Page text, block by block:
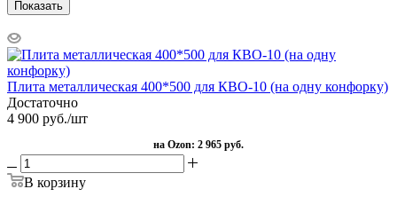
Показать
Плита металлическая 400*500 для КВО-10 (на одну конфорку)
Достаточно
4 900 руб./шт
на Ozon: 2 965 руб.
В корзину